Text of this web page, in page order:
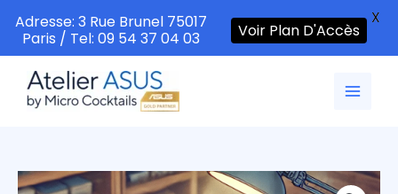
contenu
Adresse: 3 Rue Brunel 75017
Paris / Tel: 09 54 37 04 03
Voir Plan D'Accès
X